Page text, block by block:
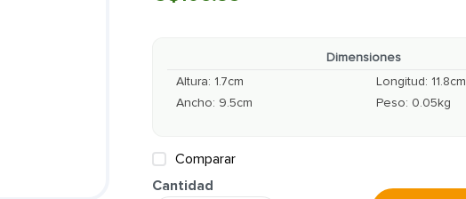
Dimensiones
Altura: 1.7cm Longitud: 11.8cm
Ancho: 9.5cm Peso: 0.05kg
Comparar
Cantidad